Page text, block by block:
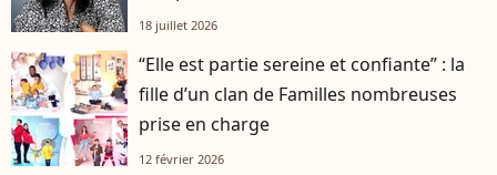
18 juillet 2026
“Elle est partie sereine et confiante” : la
fille d’un clan de Familles nombreuses
prise en charge
12 février 2026